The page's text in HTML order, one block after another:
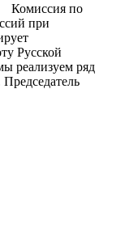
Комиссия по
при
Русской
реализуем ряд